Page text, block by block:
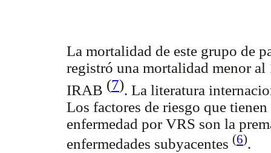
La mortalidad de este grupo de
registró una mortalidad menor
IRAB (7). La literatura
Los factores de riesgo que
enfermedad por VRS son la
enfermedades subyacentes (6).